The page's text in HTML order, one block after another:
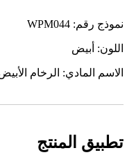
نموذج رقم: WPM044
اللون: أبيض
الاسم المادي: الرخام
تطبيق المنتج